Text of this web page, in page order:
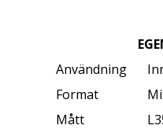
Användning
Format
Mått